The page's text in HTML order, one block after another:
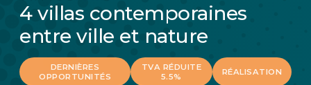
4 villas contemporaines
entre ville et nature
DERNIÈRES
OPPORTUNITÉS
TVA RÉDUITE
5.5%
RÉALISATION